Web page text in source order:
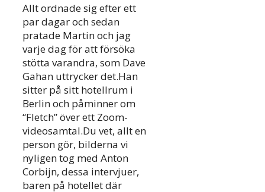
Allt ordnade sig efter ett
par dagar och sedan
pratade Martin och jag
varje dag för att försöka
stötta varandra, som Dave
Gahan uttrycker det.Han
sitter på sitt hotellrum i
Berlin och påminner om
“Fletch” över ett Zoom-
videosamtal.Du vet, allt en
person gör, bilderna vi
nyligen tog med Anton
Corbijn, dessa intervjuer,
baren på hotellet där